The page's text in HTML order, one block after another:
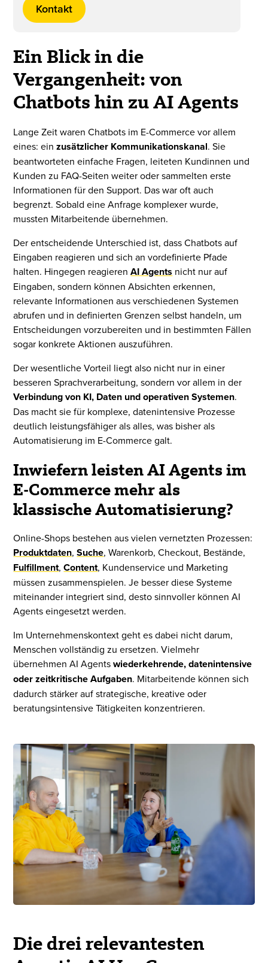
Kontakt
Ein Blick in die
Vergangenheit: von
Chatbots hin zu AI Agents
Lange Zeit waren Chatbots im E-Commerce vor allem
eines: einzusätzlicher Kommunikationskanal. Sie
beantworteten einfache Fragen, leiteten Kundinnen und
Kunden zu FAQ-Seiten weiter oder sammelten erste
Informationen für den Support. Das war oft auch
begrenzt. Sobald eine Anfrage komplexer wurde,
mussten Mitarbeitende übernehmen.
Der entscheidende Unterschied ist, dass Chatbots auf
Eingaben reagieren und sich an vordefinierte Pfade
halten. Hingegen reagierenAI Agents nicht nur auf
Eingaben, sondern können Absichten erkennen,
relevante Informationen aus verschiedenen Systemen
abrufen und in definierten Grenzen selbst handeln, um
Entscheidungen vorzubereiten und in bestimmten Fällen
sogar konkrete Aktionen auszuführen.
Der wesentliche Vorteil liegt also nicht nur in einer
besseren Sprachverarbeitung, sondern vor allem in der
Verbindung von KI, Daten und operativen Systemen.
Das macht sie für komplexe, datenintensive Prozesse
deutlich leistungsfähiger als alles, was bisher als
Automatisierung im E-Commerce galt.
Inwiefern leisten AI Agents im
E-Commerce mehr als
klassische Automatisierung?
Online-Shops bestehen aus vielen vernetzten Prozessen:
Produktdaten,Suche, Warenkorb, Checkout, Bestände,
Fulfillment,Content, Kundenservice und Marketing
müssen zusammenspielen. Je besser diese Systeme
miteinander integriert sind, desto sinnvoller können AI
Agents eingesetzt werden.
Im Unternehmenskontext geht es dabei nicht darum,
Menschen vollständig zu ersetzen. Vielmehr
übernehmen AI Agentswiederkehrende, datenintensive
oder zeitkritische Aufgaben. Mitarbeitende können sich
dadurch stärker auf strategische, kreative oder
beratungsintensive Tätigkeiten konzentrieren.
Die drei relevantesten